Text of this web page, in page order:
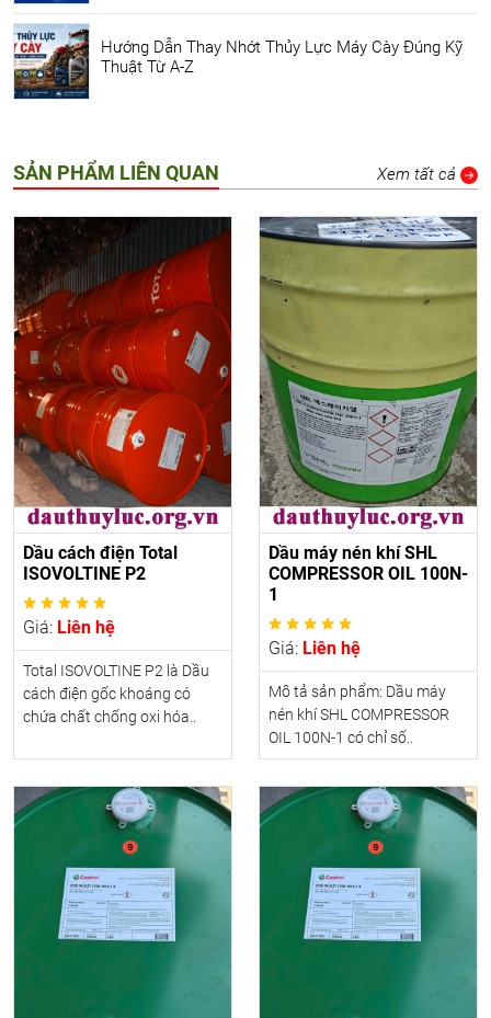
Hướng Dẫn Thay Nhớt Thủy Lực Máy Cày Đúng Kỹ
Thuật Từ A-Z
SẢN PHẨM LIÊN QUAN Xem tất cả
Dầu cách điện Total
ISOVOLTINE P2
Giá: Liên hệ
Total ISOVOLTINE P2 là Dầu
cách điện gốc khoáng có
chứa chất chống oxi hóa..
Dầu máy nén khí SHL
COMPRESSOR OIL 100N-
1
Giá: Liên hệ
Mô tả sản phẩm: Dầu máy
nén khí SHL COMPRESSOR
OIL 100N-1 có chỉ số..